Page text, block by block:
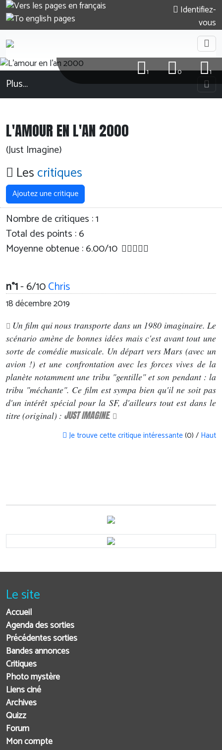
Identifiez-
vous
1
0
1
Plus…
L'AMOUR EN L'AN 2000
(Just Imagine)
Lescritiques
Ajoutez une critique
Nombre de critiques :1
Total des points : 6
Moyenne obtenue :6.00/10
n°1- 6/10Chris
18 décembre 2019
Un film qui nous transporte dans un 1980 imaginaire. Le
scénario amène de bonnes idées mais c'est avant tout une
sorte de comédie musicale. Un départ vers Mars (avec un
avion !) et une confrontation avec les forces vives de la
planète notamment une tribu "gentille" et son pendant : la
tribu "méchante". Ce film est sympa bien qu'il ne soit pas
d'un intérêt spécial pour la SF, d'ailleurs tout est dans le
titre (original) : JUST IMAGINE.
Je trouve cette critique intéressante(0) / Haut
Le site
Accueil
Agenda des sorties
Précédentes sorties
Bandes annonces
Critiques
Photo mystère
Liens ciné
Archives
Quizz
Forum
Mon compte